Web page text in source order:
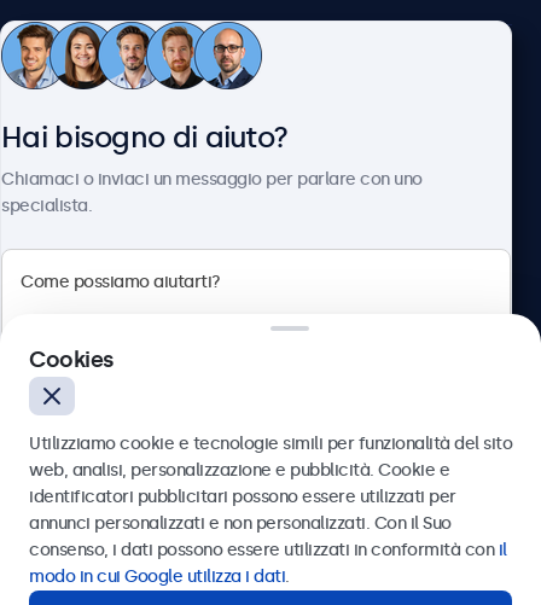
Servizio Clienti
Italiano
Hai bisogno di aiuto?
Chiamaci o inviaci un messaggio per parlare con uno
specialista.
Inviare
Oppure chiamaci al
Cookies
Utilizziamo cookie e tecnologie simili per funzionalità del sito
web, analisi, personalizzazione e pubblicità. Cookie e
identificatori pubblicitari possono essere utilizzati per
annunci personalizzati e non personalizzati. Con il Suo
consenso, i dati possono essere utilizzati in conformità con il
modo in cui Google utilizza i dati.